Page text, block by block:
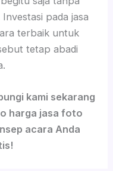
pada jasa
terbaik untuk
tetap abadi
kami sekarang
harga jasa foto
acara Anda